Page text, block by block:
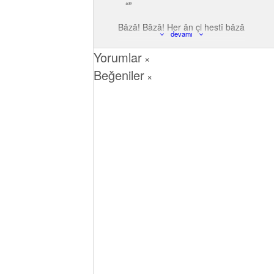
Bâzâ! Bâzâ! Her ân çi hestî bâzâ
devamı
Yorumlar ×
Beğeniler ×